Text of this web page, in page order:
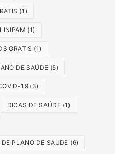
(1)
(1)
GRATIS (1)
DE SAÚDE (5)
19 (3)
DICAS DE SAÚDE (1)
PLANO DE SAUDE (6)